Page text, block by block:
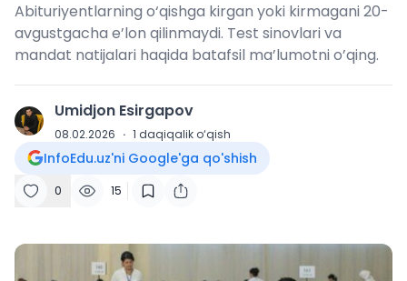
Abituriyentlarning o‘qishga kirgan yoki kirmagani 20-
avgustgacha e’lon qilinmaydi. Test sinovlari va
mandat natijalari haqida batafsil ma’lumotni o’qing.
U Umidjon Esirgapov
08.02.2026 · 1 daqiqalik o‘qish
InfoEdu.uz'ni Google'ga qo'shish
0 15